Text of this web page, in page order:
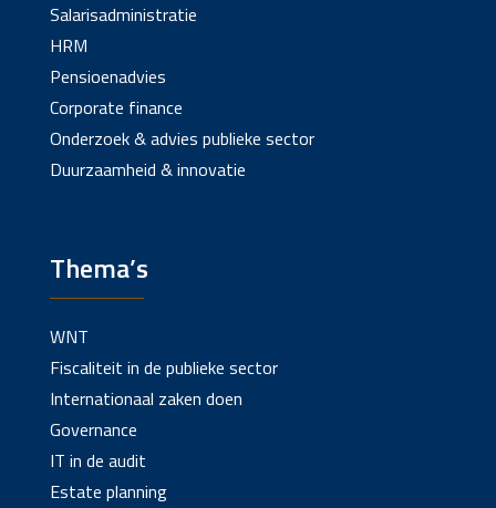
Salarisadministratie
HRM
Pensioenadvies
Corporate finance
Onderzoek & advies publieke sector
Duurzaamheid & innovatie
Thema’s
WNT
Fiscaliteit in de publieke sector
Internationaal zaken doen
Governance
IT in de audit
Estate planning